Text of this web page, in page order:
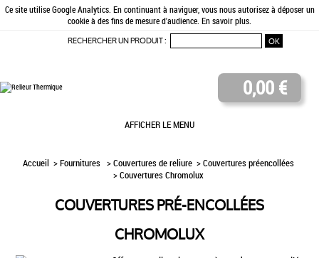
Ce site utilise Google Analytics. En continuant à naviguer, vous nous autorisez à déposer un
cookie à des fins de mesure d'audience. En savoir plus
RECHERCHER UN PRODUIT :
0,00 €
AFFICHER LE MENU
Accueil > Fournitures >Couvertures de reliure >Couvertures préencollées
> Couvertures Chromolux
COUVERTURES PRÉ-ENCOLLÉES
CHROMOLUX